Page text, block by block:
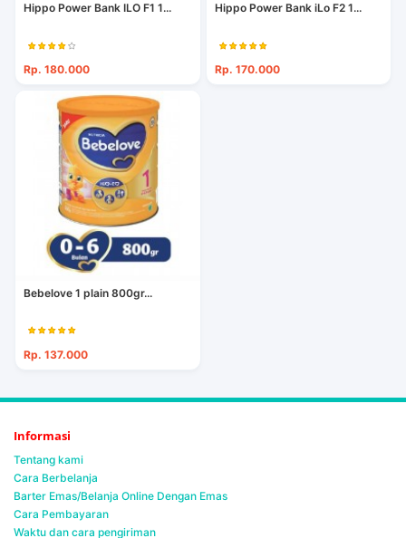
Hippo Power Bank ILO F1 1...
Rp. 180.000
Hippo Power Bank iLo F2 1...
Rp. 170.000
Bebelove 1 plain 800gr...
Rp. 137.000
Informasi
Tentang kami
Cara Berbelanja
Barter Emas/Belanja Online Dengan Emas
Cara Pembayaran
Waktu dan cara pengiriman